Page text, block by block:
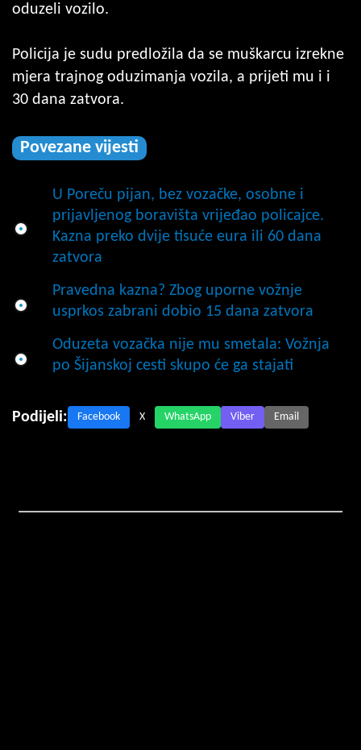
oduzeli vozilo.
Policija je sudu predložila da se muškarcu izrekne
mjera trajnog oduzimanja vozila, a prijeti mu i i
30 dana zatvora.
Povezane vijesti
U Poreču pijan, bez vozačke, osobne i
prijavljenog boravišta vrijeđao policajce.
Kazna preko dvije tisuće eura ili 60 dana
zatvora
Pravedna kazna? Zbog uporne vožnje
usprkos zabrani dobio 15 dana zatvora
Oduzeta vozačka nije mu smetala: Vožnja
po Šijanskoj cesti skupo će ga stajati
Podijeli: Facebook X WhatsApp Viber Email